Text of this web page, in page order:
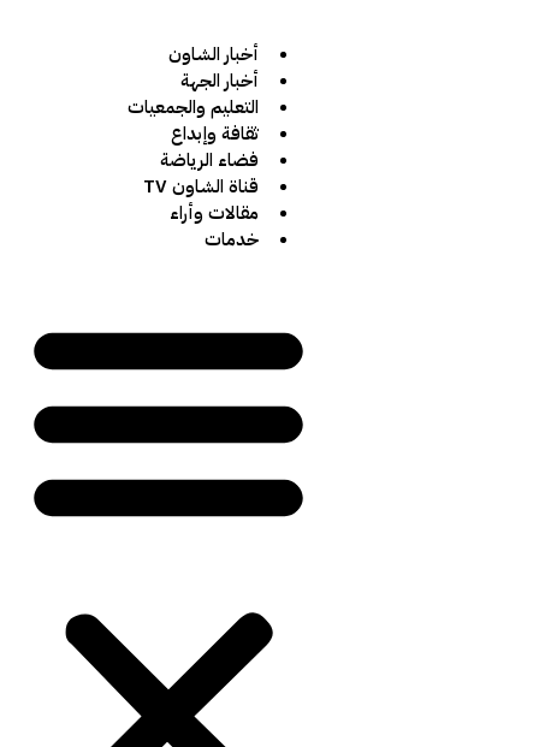
أخبار الشاون
أخبار الجهة
التعليم والجمعيات
ثقافة وإبداع
فضاء الرياضة
قناة الشاون TV
مقالات وأراء
خدمات